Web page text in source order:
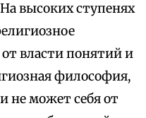
высоких ступенях
власти понятий и
философия,
не может себя от